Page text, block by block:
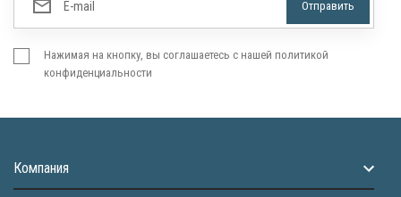
Нажимая на кнопку, вы соглашаетесь с нашей политикой
конфиденциальности
Компания